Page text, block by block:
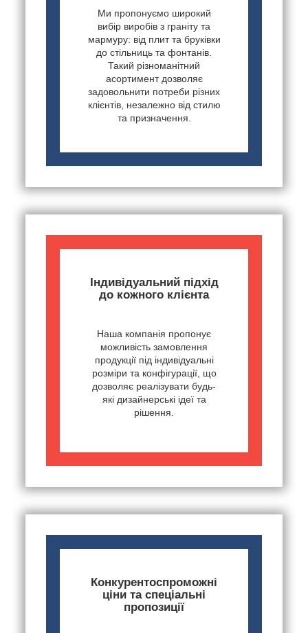
Ми пропонуємо широкий
вибір виробів з граніту та
мармуру: від плит та бруківки
до стільниць та фонтанів.
Такий різноманітний
асортимент дозволяє
задовольнити потреби різних
клієнтів, незалежно від стилю
та призначення.
Індивідуальний підхід
до кожного клієнта
Наша компанія пропонує
можливість замовлення
продукції під індивідуальні
розміри та конфігурації, що
дозволяє реалізувати будь-
які дизайнерські ідеї та
рішення.
Конкурентоспроможні
ціни та спеціальні
пропозиції